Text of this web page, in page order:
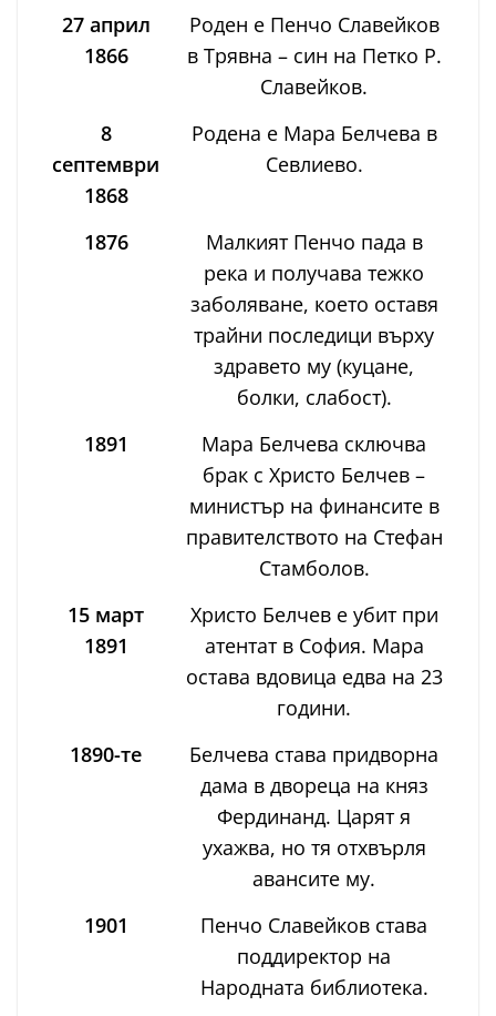
27 април
1866
Роден е Пенчо Славейков
в Трявна – син на Петко Р.
Славейков.
8
септември
1868
Родена е Мара Белчева в
Севлиево.
1876
Малкият Пенчо пада в
река и получава тежко
заболяване, което оставя
трайни последици върху
здравето му (куцане,
болки, слабост).
1891
Мара Белчева сключва
брак с Христо Белчев –
министър на финансите в
правителството на Стефан
Стамболов.
15 март
1891
Христо Белчев е убит при
атентат в София. Мара
остава вдовица едва на 23
години.
1890-те
Белчева става придворна
дама в двореца на княз
Фердинанд. Царят я
ухажва, но тя отхвърля
авансите му.
1901
Пенчо Славейков става
поддиректор на
Народната библиотека.